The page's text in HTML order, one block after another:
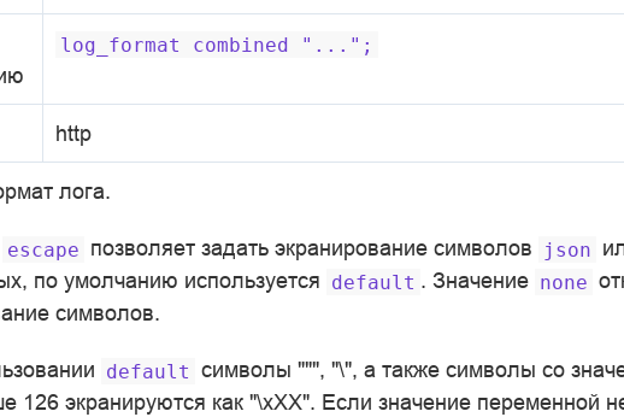
log_format combined "...";
http
лога.
escape позволяет задать экранирование символов json
по умолчанию используется default . Значение none
символов.
default символы """, "\", а также символы со
126 экранируются как "\xXX". Если значение переменной